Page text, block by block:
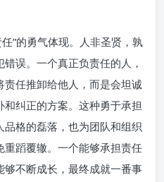
任”的勇气体现。人非圣贤，孰
误。一个真正负责任的人，
任推卸给他人，而是会坦诚
纠正的方案。这种勇于承担
格的磊落，也为团队和组织
蹈覆辙。一个能够承担责任
不断成长，最终成就一番事